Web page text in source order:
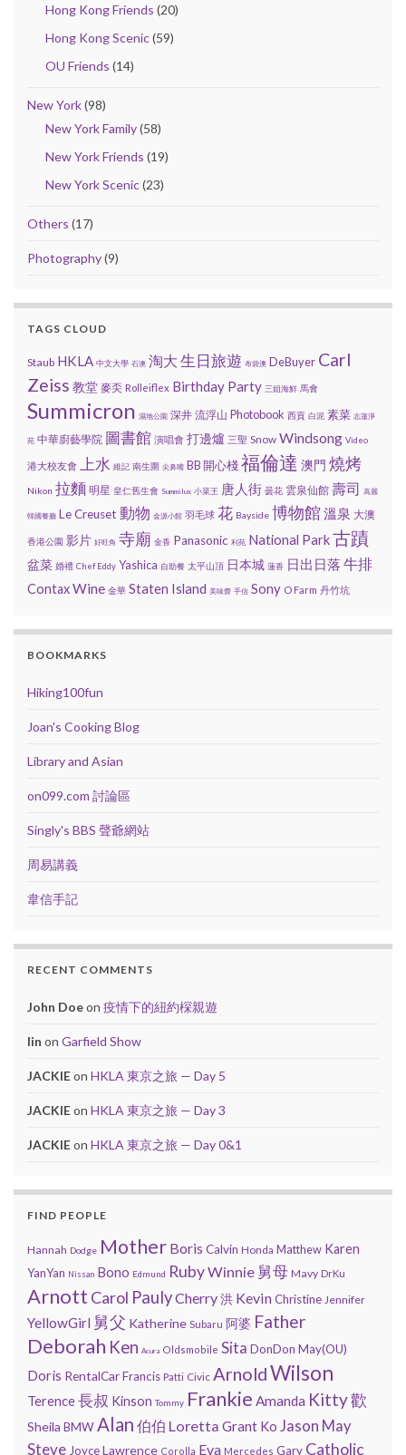
Hong Kong Friends (20)
Hong Kong Scenic(59)
OU Friends (14)
New York(98)
New York Family(58)
New York Friends (19)
New York Scenic(23)
Others (17)
Photography(9)
TAGS CLOUD
Staub HKLA 中文大學 石澳 淘大 生日旅遊 布袋澳 DeBuyer Carl
Zeiss 教堂 麥奀 Rolleiflex Birthday Party 三姐海鮮 馬會
Summicron 濕地公園 深井 流浮山 Photobook 西貢 白泥 素菜 志蓮淨
苑 中華廚藝學院 圖書館 演唱會 打邊爐 三聖 Snow Windsong Video
港大校友會 上水 維記 南生圍 尖鼻嘴 BB 開心棧福倫達 澳門 燒烤
Nikon 拉麵 明星 皇仁舊生會 Summilux 小菜王 唐人街 曇花 雲泉仙館 壽司 高麗
韓國餐廳 Le Creuset 動物 金源小館 羽毛球 花 Bayside 博物館溫泉 大澳
香港公園 影片 好旺角 寺廟 金香 Panasonic 利苑 National Park古蹟
盆菜 婚禮 Chef Eddy Yashica 自助餐 太平山頂 日本城 蓮香 日出日落 牛排
ContaxWine 金華 Staten Island 美味齋 手信 Sony O Farm 丹竹坑
BOOKMARKS
Hiking100fun
Joan's Cooking Blog
Library and Asian
on099.com 討論區
Singly's BBS 聲爺網站
周易講義
韋信手記
RECENT COMMENTS
John Doeon 疫情下的紐約棎親遊
lin on Garfield Show
JACKIEon HKLA 東京之旅 — Day 5
JACKIEon HKLA 東京之旅 — Day 3
JACKIEon HKLA 東京之旅 — Day 0&1
FIND PEOPLE
Hannah Dodge Mother Boris Calvin Honda Matthew Karen
YanYan Nissan Bono Edmund RubyWinnie 舅母 Mavy DrKu
Arnott Carol PaulyCherry洪 KevinChristine Jennifer
YellowGirl 舅父 Katherine Subaru 阿婆 Father
Deborah Ken Acura Oldsmobile Sita DonDon May(OU)
Doris RentalCarFrancis Patti Civic ArnoldWilson
Terence長叔 Kinson Tommy Frankie Amanda Kitty歡
Sheila BMW Alan 伯伯 Loretta Grant Ko Jason May
Steve JoyceLawrence Corolla Eva Mercedes Gary Catholic